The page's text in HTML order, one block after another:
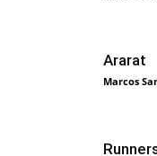
Ararat
Marcos